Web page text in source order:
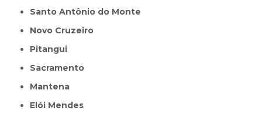
Santo Antônio do Monte
Novo Cruzeiro
Pitangui
Sacramento
Mantena
Elói Mendes